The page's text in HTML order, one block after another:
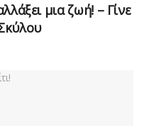
μια ζωή! – Γίνε